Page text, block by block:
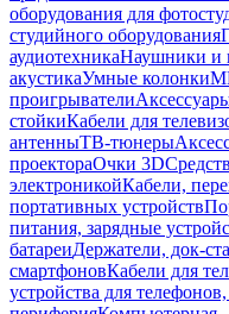
оборудования для
студийного оборудования
аудиотехникаНаушники и
акустикаУмные колонки
проигрыватели
стойкиКабели для
антенныТВ-тюнеры
проектораОчки 3D
электроникойКабели,
портативных устройств
питания, зарядные
батареиДержатели, док-
смартфоновКабели для
устройства для